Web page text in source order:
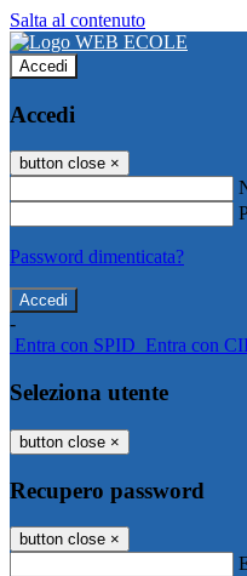
Salta al contenuto
Accedi
Accedi
button close ×
Password dimenticata?
-
Entra con SPID Entra con
Seleziona utente
button close ×
Recupero password
button close ×